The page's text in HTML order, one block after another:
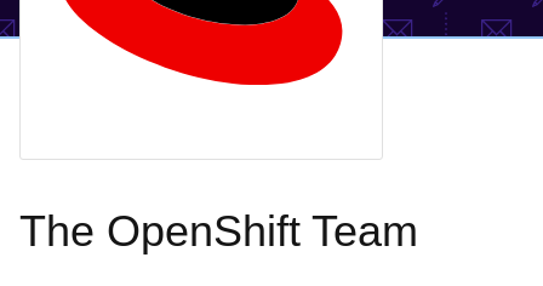
The OpenShift Team